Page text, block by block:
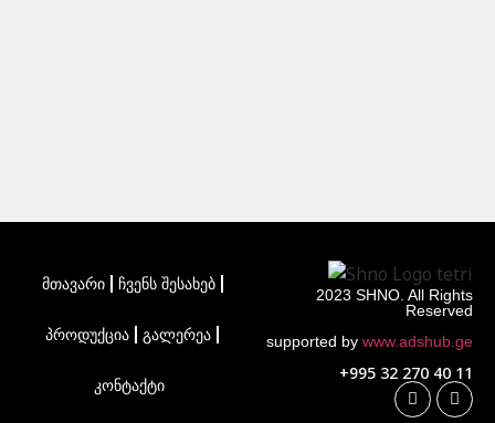
მთავარი ჩვენს შესახებ
პროდუქცია გალერეა
კონტაქტი
2023 SHNO. All Rights
Reserved
supported by www.adshub.ge
+995 32 270 40 11